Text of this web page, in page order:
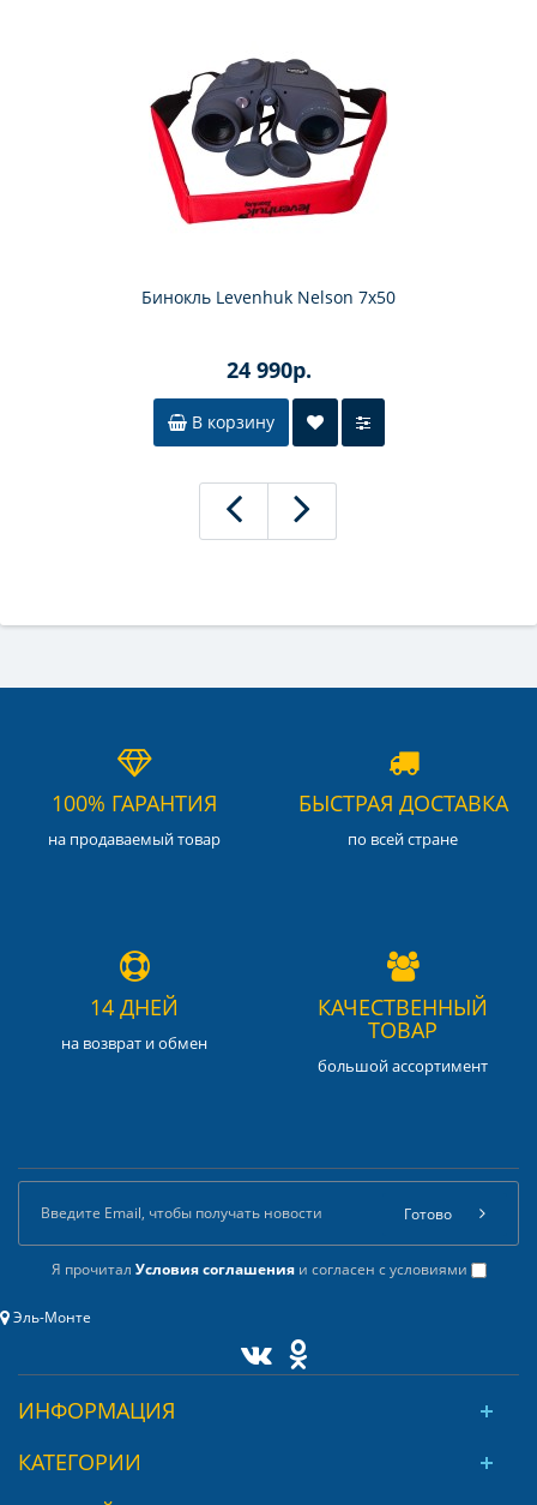
Бинокль Levenhuk Nelson 7x50
24 990р.
В корзину
100% ГАРАНТИЯ
на продаваемый товар
БЫСТРАЯ ДОСТАВКА
по всей стране
14 ДНЕЙ
на возврат и обмен
КАЧЕСТВЕННЫЙ
ТОВАР
большой ассортимент
Я прочитал Условия соглашенияи согласен с условиями
Готово
Эль-Монте
ИНФОРМАЦИЯ
КАТЕГОРИИ